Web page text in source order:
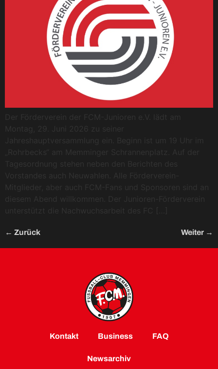
Der Förderverein der FCM-Junioren e.V. lädt am
Montag, 29. Juni 2026 zu seiner
Jahreshauptversammlung ein. Beginn ist um 19 Uhr im
„Rohrbecks“ am Memminger Schrannenplatz. Auf der
Tagesordnung stehen neben den Berichten des
Vorstandes auch Neuwahlen. Alle Förderverein-
Mitglieder, aber auch FCM-Fans und Sponsoren sind an
diesem Abend willkommen. Der Junioren-Förderverein
unterstützt die Nachwuchsarbeit des FC […]
← Zurück Weiter →
Kontakt Business FAQ
Newsarchiv